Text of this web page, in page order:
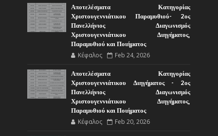
Αποτελέσματα Κατηγορίας
Χριστουγεννιάτικου Παραμυθιού- 2ος
Πανελλήνιος Διαγωνισμός
Χριστουγεννιάτικου Διηγήματος,
Παραμυθιού και Ποιήματος
Κέφαλος Feb 24, 2026
Αποτελέσματα Κατηγορίας
Χριστουγεννιάτικου Διηγήματος - 2ος
Πανελλήνιος Διαγωνισμός
Χριστουγεννιάτικου Διηγήματος,
Παραμυθιού και Ποιήματος
Κέφαλος Feb 20, 2026